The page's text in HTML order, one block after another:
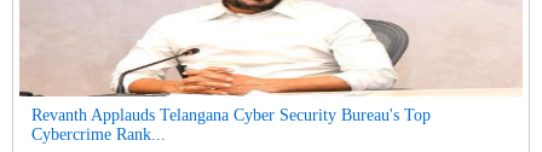
Revanth Applauds Telangana Cyber Security Bureau's Top
Cybercrime Rank...